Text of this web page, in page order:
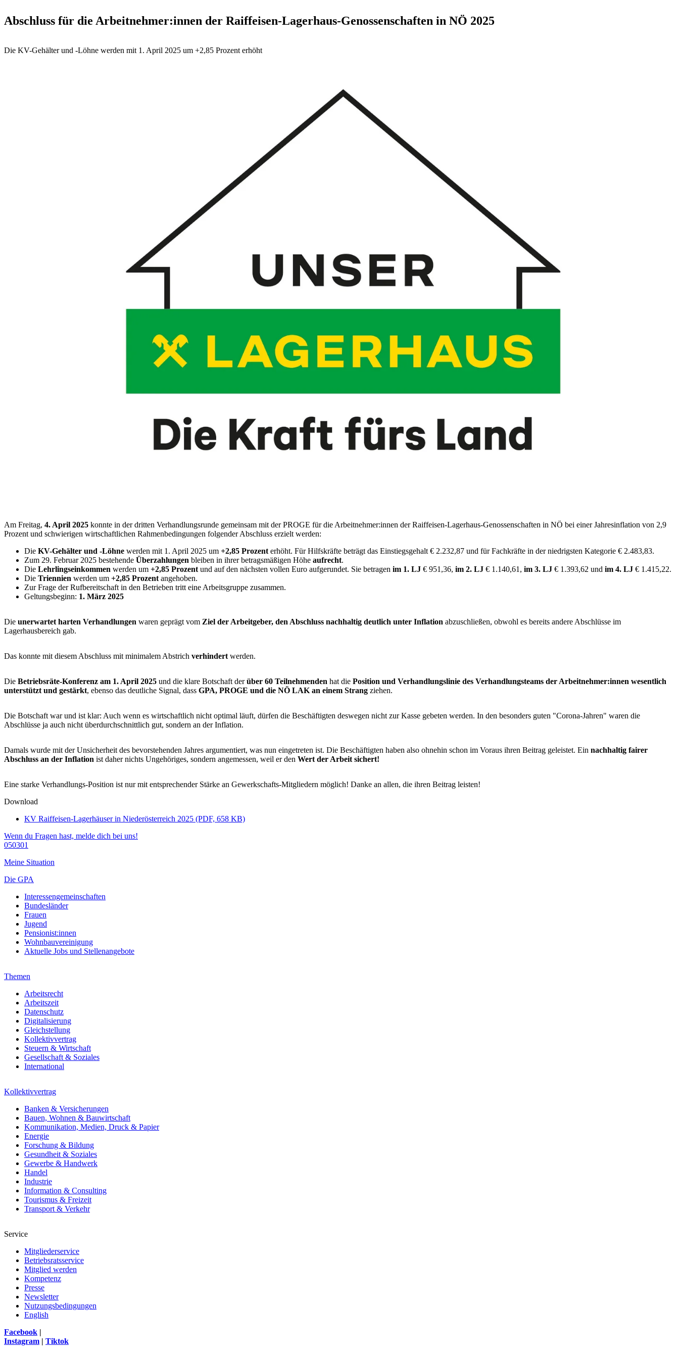
Abschluss für die Arbeitnehmer:innen der Raiffeisen-Lagerhaus-Genossenschaften in NÖ 2025
Die KV-Gehälter und -Löhne werden mit 1. April 2025 um +2,85 Prozent erhöht
Am Freitag, 4. April 2025 konnte in der dritten Verhandlungsrunde gemeinsam mit der PROGE für die Arbeitnehmer:innen der Raiffeisen-Lagerhaus-Genossenschaften in NÖ bei einer Jahresinflation von 2,9
Prozent und schwierigen wirtschaftlichen Rahmenbedingungen folgender Abschluss erzielt werden:
Die KV-Gehälter und -Löhne werden mit 1. April 2025 um +2,85 Prozenterhöht. Für Hilfskräfte beträgt das Einstiegsgehalt € 2.232,87 und für Fachkräfte in der niedrigsten Kategorie € 2.483,83.
Zum 29. Februar 2025 bestehende Überzahlungen bleiben in ihrer betragsmäßigen Höhe aufrecht.
Die Lehrlingseinkommen werden um +2,85 Prozentund auf den nächsten vollen Euro aufgerundet. Sie betragen im 1. LJ € 951,36, im 2. LJ € 1.140,61, im 3. LJ € 1.393,62 und im 4. LJ € 1.415,22.
Die Triennien werden um +2,85 Prozentangehoben.
Zur Frage der Rufbereitschaft in den Betrieben tritt eine Arbeitsgruppe zusammen.
Geltungsbeginn: 1. März 2025
Die unerwartet harten Verhandlungen waren geprägt vom Ziel der Arbeitgeber, den Abschluss nachhaltig deutlich unter Inflation abzuschließen, obwohl es bereits andere Abschlüsse im
Lagerhausbereich gab.
Das konnte mit diesem Abschluss mit minimalem Abstrich verhindertwerden.
Die Betriebsräte-Konferenz am 1. April 2025 und die klare Botschaft derüber 60 Teilnehmenden hat die Position und Verhandlungslinie des Verhandlungsteams der Arbeitnehmer:innen wesentlich
unterstützt und gestärkt, ebenso das deutliche Signal, dass GPA, PROGE und die NÖ LAK an einem Strang ziehen.
Die Botschaft war und ist klar: Auch wenn es wirtschaftlich nicht optimal läuft, dürfen die Beschäftigten deswegen nicht zur Kasse gebeten werden. In den besonders guten "Corona-Jahren" waren die
Abschlüsse ja auch nicht überdurchschnittlich gut, sondern an der Inflation.
Damals wurde mit der Unsicherheit des bevorstehenden Jahres argumentiert, was nun eingetreten ist. Die Beschäftigten haben also ohnehin schon im Voraus ihren Beitrag geleistet. Ein nachhaltig fairer
Abschluss an der Inflation ist daher nichts Ungehöriges, sondern angemessen, weil er den Wert der Arbeit sichert!
Eine starke Verhandlungs-Position ist nur mit entsprechender Stärke an Gewerkschafts-Mitgliedern möglich! Danke an allen, die ihren Beitrag leisten!
Download
KV Raiffeisen-Lagerhäuser in Niederösterreich 2025 (PDF, 658 KB)
Wenn du Fragen hast, melde dich bei uns!
050301
Meine Situation
Die GPA
Interessengemeinschaften
Bundesländer
Frauen
Jugend
Pensionist:innen
Wohnbauvereinigung
Aktuelle Jobs und Stellenangebote
Themen
Arbeitsrecht
Arbeitszeit
Datenschutz
Digitalisierung
Gleichstellung
Kollektivvertrag
Steuern & Wirtschaft
Gesellschaft & Soziales
International
Kollektivvertrag
Banken & Versicherungen
Bauen, Wohnen & Bauwirtschaft
Kommunikation, Medien, Druck & Papier
Energie
Forschung & Bildung
Gesundheit & Soziales
Gewerbe & Handwerk
Handel
Industrie
Information & Consulting
Tourismus & Freizeit
Transport & Verkehr
Service
Mitgliederservice
Betriebsratsservice
Mitglied werden
Kompetenz
Presse
Newsletter
Nutzungsbedingungen
English
Facebook |
Instagram | Tiktok